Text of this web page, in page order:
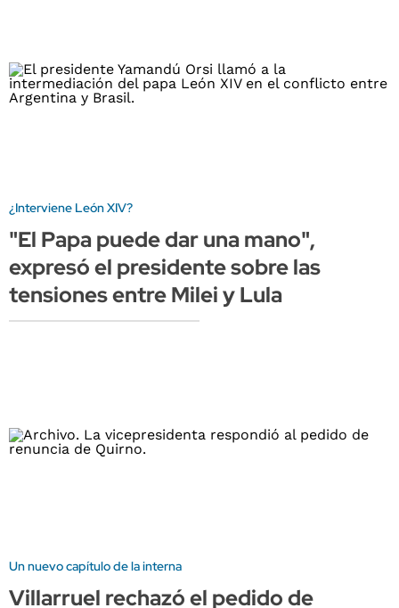
¿Interviene León XIV?
"El Papa puede dar una mano",
expresó el presidente sobre las
tensiones entre Milei y Lula
Un nuevo capítulo de la interna
Villarruel rechazó el pedido de